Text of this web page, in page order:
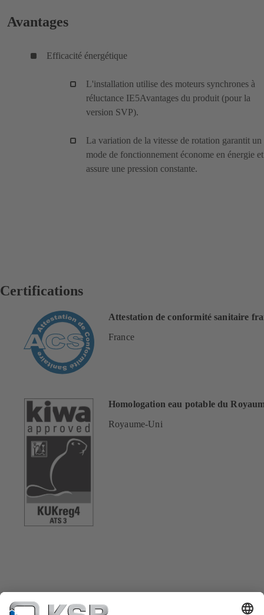
Avantages
Efficacité énergétique
L'installation utilise des moteurs synchrones à
réluctance IE5Avantages du produit (pour la
version SVP).
La variation de la vitesse de rotation garantit un
mode de fonctionnement économe en énergie et
assure une pression constante.
Certifications
Attestation de conformité sanitaire
France
Homologation eau potable du
Royaume-Uni